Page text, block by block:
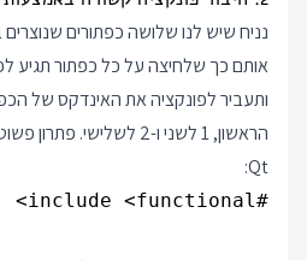
נניח שיש לנו שלושה כפתורים
Qt: